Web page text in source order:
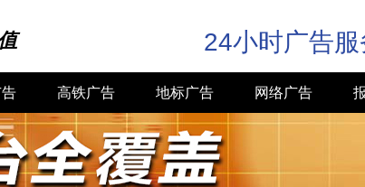
24小时广告
高铁广告 地标广告 网络广告